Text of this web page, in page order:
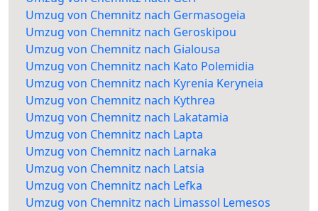
Umzug von Chemnitz nach Germasogeia
Umzug von Chemnitz nach Geroskipou
Umzug von Chemnitz nach Gialousa
Umzug von Chemnitz nach Kato Polemidia
Umzug von Chemnitz nach Kyrenia Keryneia
Umzug von Chemnitz nach Kythrea
Umzug von Chemnitz nach Lakatamia
Umzug von Chemnitz nach Lapta
Umzug von Chemnitz nach Larnaka
Umzug von Chemnitz nach Latsia
Umzug von Chemnitz nach Lefka
Umzug von Chemnitz nach Limassol Lemesos